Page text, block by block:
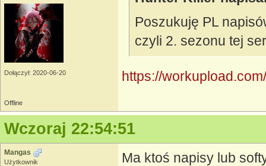
Dołączył: 2020-06-20
Poszukuję PL
czyli 2. sezonu tej
https://
Offline
Wczoraj 22:54:51
Mangas
Użytkownik Ma ktoś napisy lub